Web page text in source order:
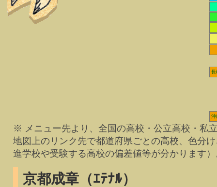
長
沖
※ メニュー先より、全国の高校・公立高校・私
地図上のリンク先で都道府県ごとの高校、色分
進学校や受験する高校の偏差値等が分かります
京都成章（ｴﾃﾅﾙ）